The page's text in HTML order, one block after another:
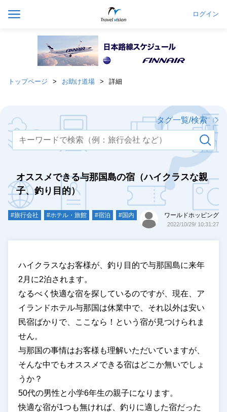
ログイン
トップページ お助け道場 詳細
タグ一覧/検索
オススメできる与那国島の宿（ハイクラスな親
子、釣り目的）
#旅行会社 #ホテル・旅館 #宿泊 #国内 ワールドホッピング
2022/10/29/ 10:31:27
ハイクラスなお客様が、釣り目的で与那国島に来年
2月に2泊されます。
なるべく快適な宿を探しているのですが、現在、ア
イランドホテル与那国は休業中で、それ以外は安い
民宿ばかりで、ここなら！という宿が見つけられま
せん。
与那国の事情はお客様も理解いただいていますが、
そんな中でもオススメできる宿はどこか無いでしょ
うか？
50代の男性と小学6年生の親子になります。
快適な宿が1つも無ければ、釣りに適した宿だった